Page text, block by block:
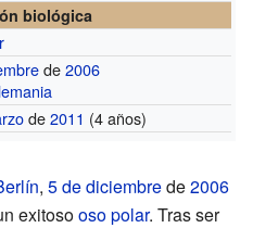
biológica
de2006
de2011 (4 años)
, 5 de diciembrede2006
exitosooso polar. Tras ser